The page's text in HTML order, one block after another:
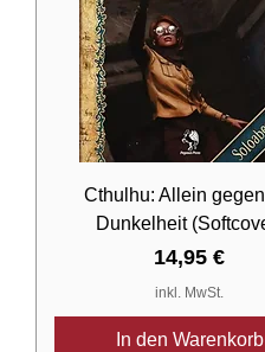
Cthulhu: Allein
Dunkelheit
Preis
14,95 €
inkl. MwSt.
In den Warenkorb